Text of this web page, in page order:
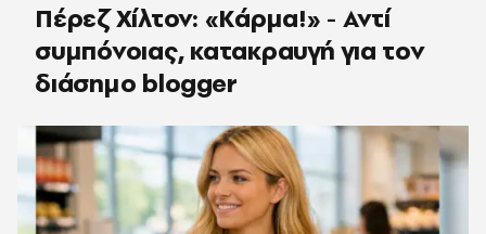
Πέρεζ Χίλτον: «Κάρμα!» - Αντί
συμπόνοιας, κατακραυγή για τον
διάσημο blogger